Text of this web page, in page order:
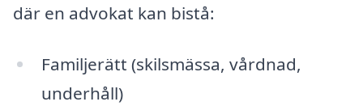
där en advokat kan bistå:
Familjerätt (skilsmässa, vårdnad,
underhåll)